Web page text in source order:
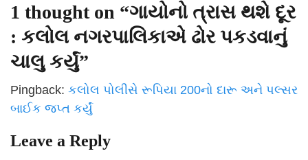
1 thought on “ગાયોનો ત્રાસ થશે દૂર
: કલોલ નગરપાલિકાએ ઢોર પકડવાનું
ચાલુ કર્યું”
Pingback: કલોલ પોલીસે રૂપિયા 200નો દારૂ અને પલ્સર
બાઈક જપ્ત કર્યું
Leave a Reply